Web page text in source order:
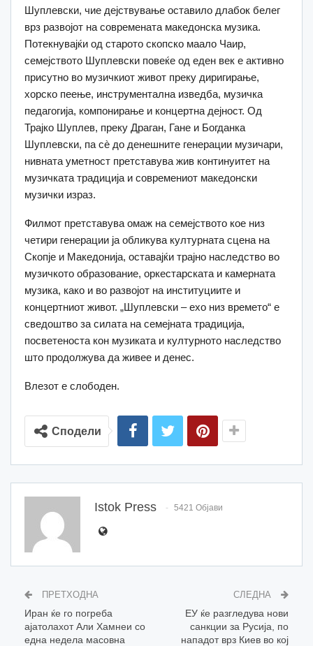
Шуплевски, чие дејствување оставило длабок белег
врз развојот на современата македонска музика.
Потекнувајќи од старото скопско маало Чаир,
семејството Шуплевски повеќе од еден век е активно
присутно во музичкиот живот преку диригирање,
хорско пеење, инструментална изведба, музичка
педагогија, компонирање и концертна дејност. Од
Трајко Шуплев, преку Драган, Гане и Богданка
Шуплевски, па сè до денешните генерации музичари,
нивната уметност претставува жив континуитет на
музичката традиција и современиот македонски
музички израз.
Филмот претставува омаж на семејството кое низ
четири генерации ја обликува културната сцена на
Скопје и Македонија, оставајќи трајно наследство во
музичкото образование, оркестарската и камерната
музика, како и во развојот на институциите и
концертниот живот. „Шуплевски – ехо низ времето“ е
сведоштво за силата на семејната традиција,
посветеноста кон музиката и културното наследство
што продолжува да живее и денес.
Влезот е слободен.
Сподели
Istok Press 5421 Објави
ПРЕТХОДНА
Иран ќе го погреба
ајатолахот Али Хамнеи со
една недела масовна
СЛЕДНА
ЕУ ќе разгледува нови
санкции за Русија, по
нападот врз Киев во кој